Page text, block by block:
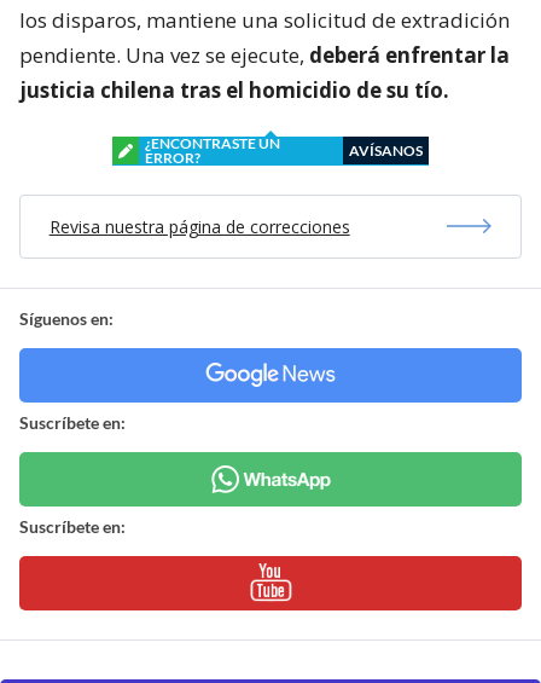
los disparos, mantiene una solicitud de extradición
pendiente. Una vez se ejecute, deberá enfrentar la
justicia chilena tras el homicidio de su tío.
¿ENCONTRASTE UN
ERROR?
AVÍSANOS
Revisa nuestra página de correcciones
Síguenos en:
Suscríbete en:
Suscríbete en: